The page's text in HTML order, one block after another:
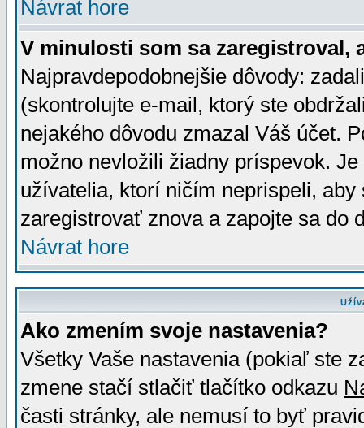
Návrat hore
V minulosti som sa zaregistroval,
Najpravdepodobnejšie dôvody:
(skontrolujte e-mail, ktorý ste
nejakého dôvodu zmazal Váš účet.
možno nevložili žiadny príspevok.
užívatelia, ktorí ničím neprispeli,
zaregistrovať znova a zapojte sa do
Návrat hore
Ako zmením svoje nastavenia?
Všetky Vaše nastavenia (pokiaľ ste
zmene stačí stlačiť tlačítko odkazu
časti stránky, ale nemusí to byť